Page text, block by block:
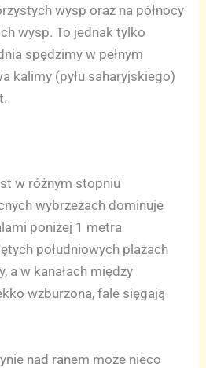
wysp oraz na północy
wysp. To jednak tylko
spędzimy w pełnym
kalimy (pyłu saharyjskiego)
w różnym stopniu
wybrzeżach dominuje
poniżej 1 metra
południowych plażach
a w kanałach między
wzburzona, fale sięgają
nad ranem może nieco